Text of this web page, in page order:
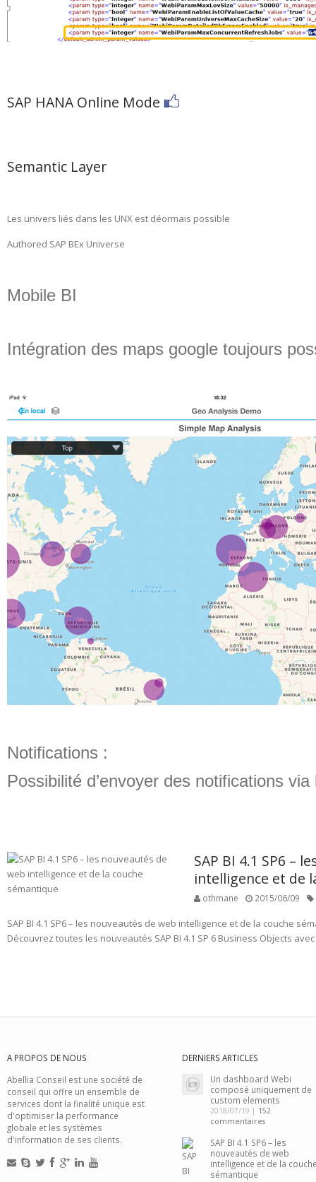
SAP HANA Online Mode
Semantic Layer
Les univers liés dans les UNX est déormais possible
Authored SAP BEx Universe
Mobile BI
Intégration des maps google toujours
Notifications :
Possibilité d’envoyer des notifications
SAP BI 4.1 SP6 –
intelligence et de
othmane 2015/06/09
SAP BI 4.1 SP6 – les nouveautés de web intelligence et de la couche
Découvrez toutes les nouveautés SAP BI 4.1 SP 6 Business Objects avec
A PROPOS DE NOUS
Abellia Conseil est une société de
conseil qui offre un ensemble de
services dont la finalité unique est
d'optimiser la performance
globale et les systèmes
d'information de ses clients.
DERNIERS ARTICLES
Un dashboard Webi
composé uniquement de
custom elements
2018/07/19 | 152
commentaires
SAP BI 4.1 SP6 – les
nouveautés de web
intelligence et de la
sémantique